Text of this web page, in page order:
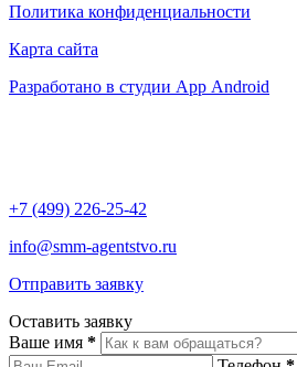
Политика конфиденциальности
Карта сайта
Разработано в студии App Android
+7 (499) 226-25-42
info@smm-agentstvo.ru
Отправить заявку
Оставить заявку
Ваше имя *